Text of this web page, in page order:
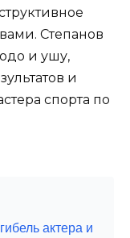
Степанов
и ушу,
и
спорта по
актера и